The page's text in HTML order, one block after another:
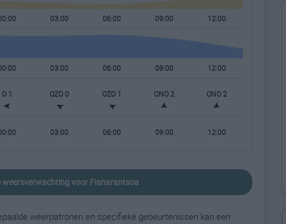
03:00 06:00 09:00 12:00
03:00 06:00 09:00 12:00
O 1 OZO 0 OZO 1 ONO 2 ONO 2
03:00 06:00 09:00 12:00
weersverwachting voor Fianarantsoa
weerpatronen en specifieke gebeurtenissen kan een